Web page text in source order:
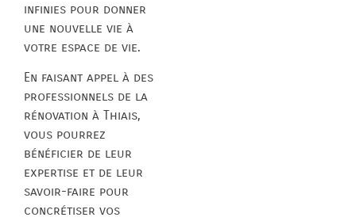
infinies pour donner
une nouvelle vie à
votre espace de vie.
En faisant appel à des
professionnels de la
rénovation à Thiais,
vous pourrez
bénéficier de leur
expertise et de leur
savoir-faire pour
concrétiser vos